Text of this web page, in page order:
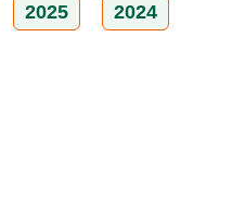
2025 2024